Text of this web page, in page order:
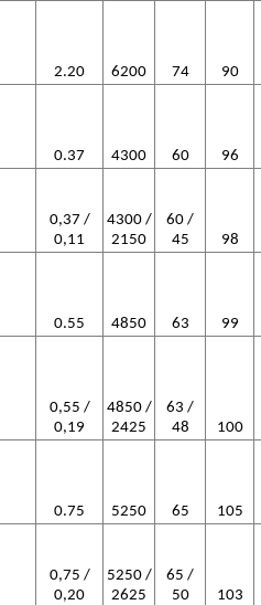
2.20 6200 74
90
0.37 4300 60
96
0,37 /
0,11
4300 /
2150
60 /
45
98
0.55 4850 63
99
0,55 /
0,19
4850 /
2425
63 /
48
100
0.75 5250 65
105
0,75 /
0,20
5250 /
2625
65 /
50
103